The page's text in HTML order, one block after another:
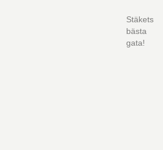
Stäkets
bästa
gata!